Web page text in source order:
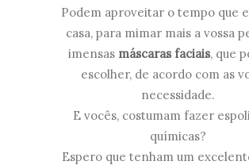
Podem aproveitar o tempo que
casa, para mimar mais a vossa
imensas máscaras faciais, que
escolher, de acordo com as
necessidade.
E vocês, costumam fazer
químicas?
Espero que tenham um